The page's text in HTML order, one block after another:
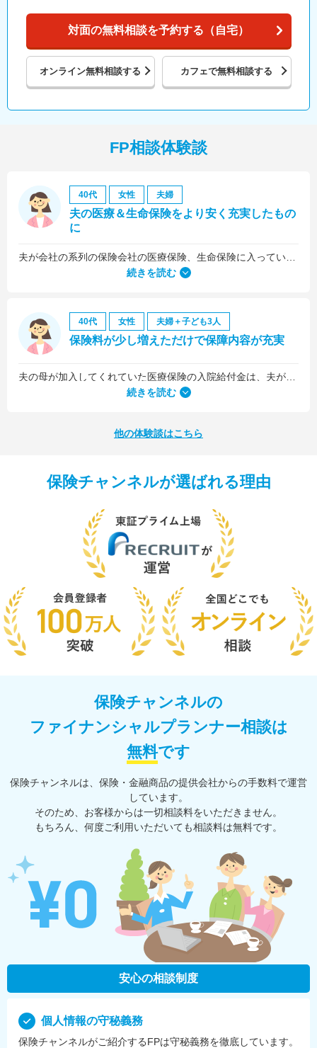
対面の無料相談を予約する（自宅）
オンライン無料相談する カフェで無料相談する
FP相談体験談
40代 女性 夫婦
夫の医療＆生命保険をより安く充実したもの
に
続きを読む
40代 女性 夫婦＋子ども3人
保険料が少し増えただけで保障内容が充実
続きを読む
他の体験談はこちら
保険チャンネルが選ばれる理由
保険チャンネルの
ファイナンシャルプランナー相談は
無料です
保険チャンネルは、保険・⾦融商品の提供会社からの⼿数料で運営
しています。
そのため、お客様からは一切相談料をいただきません。
もちろん、何度ご利⽤いただいても相談料は無料です。
安心の相談制度
個⼈情報の守秘義務
保険チャンネルがご紹介するFPは守秘義務を徹底しています。